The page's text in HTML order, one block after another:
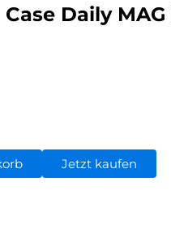
Daily MAG
Jetzt kaufen